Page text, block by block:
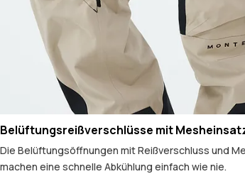
Belüftungsreißverschlüsse mit
Die Belüftungsöffnungen mit Reißverschluss und
machen eine schnelle Abkühlung einfach wie nie.